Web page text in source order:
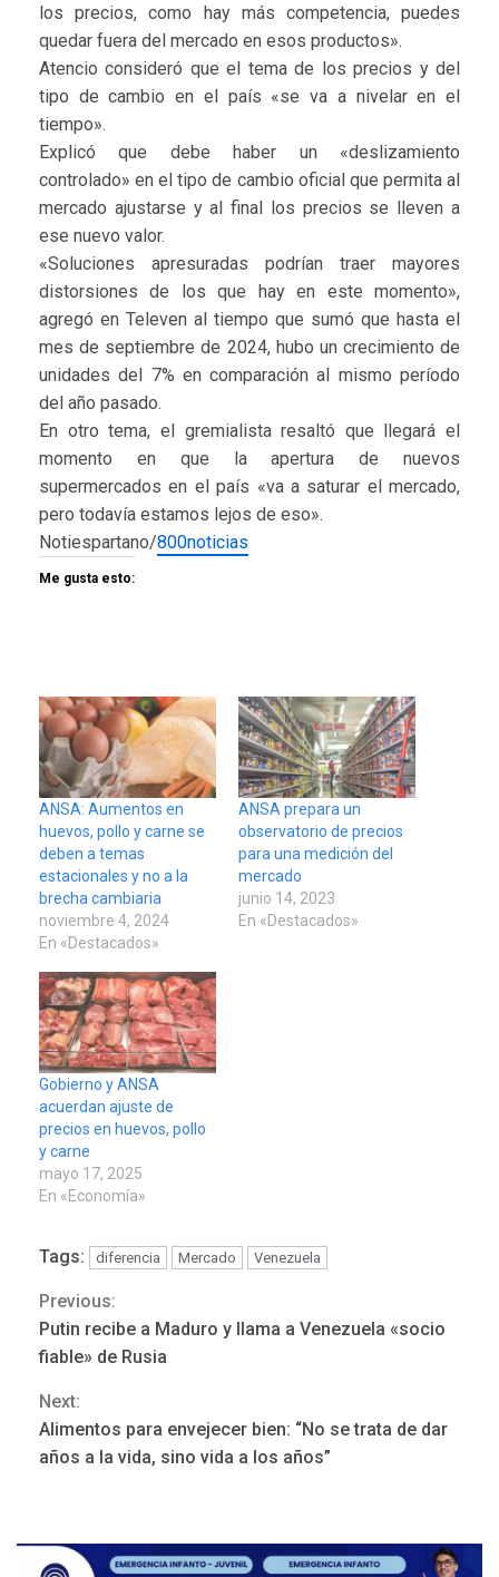
los precios, como hay más competencia, puedes
quedar fuera del mercado en esos productos».
Atencio consideró que el tema de los precios y del
tipo de cambio en el país «se va a nivelar en el
tiempo».
Explicó que debe haber un «deslizamiento
controlado» en el tipo de cambio oficial que permita al
mercado ajustarse y al final los precios se lleven a
ese nuevo valor.
«Soluciones apresuradas podrían traer mayores
distorsiones de los que hay en este momento»,
agregó en Televen al tiempo que sumó que hasta el
mes de septiembre de 2024, hubo un crecimiento de
unidades del 7% en comparación al mismo período
del año pasado.
En otro tema, el gremialista resaltó que llegará el
momento en que la apertura de nuevos
supermercados en el país «va a saturar el mercado,
pero todavía estamos lejos de eso».
Notiespartano/800noticias
Me gusta esto:
ANSA: Aumentos en
huevos, pollo y carne se
deben a temas
estacionales y no a la
brecha cambiaria
noviembre 4, 2024
En «Destacados»
ANSA prepara un
observatorio de precios
para una medición del
mercado
junio 14, 2023
En «Destacados»
Gobierno y ANSA
acuerdan ajuste de
precios en huevos, pollo
y carne
mayo 17, 2025
En «Economía»
Tags: diferencia Mercado Venezuela
Continue
Reading
Previous:
Putin recibe a Maduro y llama a Venezuela «socio
fiable» de Rusia
Next:
Alimentos para envejecer bien: “No se trata de dar
años a la vida, sino vida a los años”
DESTACADOS
NACIONALES
desde el primer momento
tras terremotos del 24J
Evacúan aldeas en